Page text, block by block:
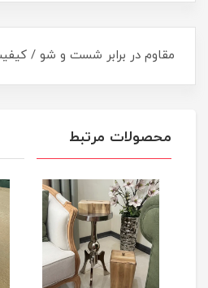
مقاوم در برابر شست و شو /
محصولات مرتبط